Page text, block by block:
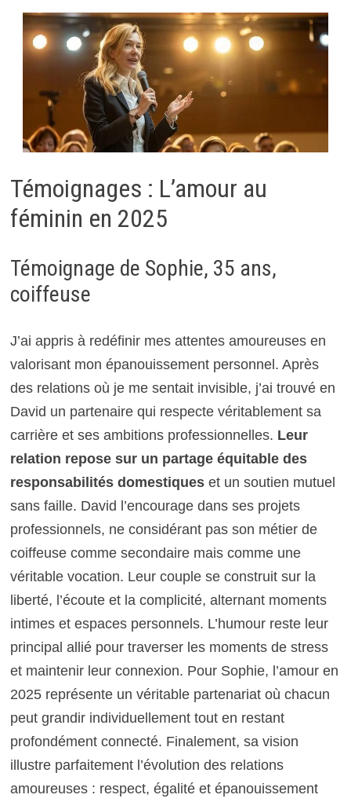
Témoignages : L’amour au
féminin en 2025
Témoignage de Sophie, 35 ans,
coiffeuse
J’ai appris à redéfinir mes attentes amoureuses en
valorisant mon épanouissement personnel. Après
des relations où je me sentait invisible, j’ai trouvé en
David un partenaire qui respecte véritablement sa
carrière et ses ambitions professionnelles. Leur
relation repose sur un partage équitable des
responsabilités domestiqueset un soutien mutuel
sans faille. David l’encourage dans ses projets
professionnels, ne considérant pas son métier de
coiffeuse comme secondaire mais comme une
véritable vocation. Leur couple se construit sur la
liberté, l’écoute et la complicité, alternant moments
intimes et espaces personnels. L’humour reste leur
principal allié pour traverser les moments de stress
et maintenir leur connexion. Pour Sophie, l’amour en
2025 représente un véritable partenariat où chacun
peut grandir individuellement tout en restant
profondément connecté. Finalement, sa vision
illustre parfaitement l’évolution des relations
amoureuses : respect, égalité et épanouissement